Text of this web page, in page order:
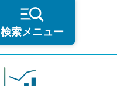
検索メニュー